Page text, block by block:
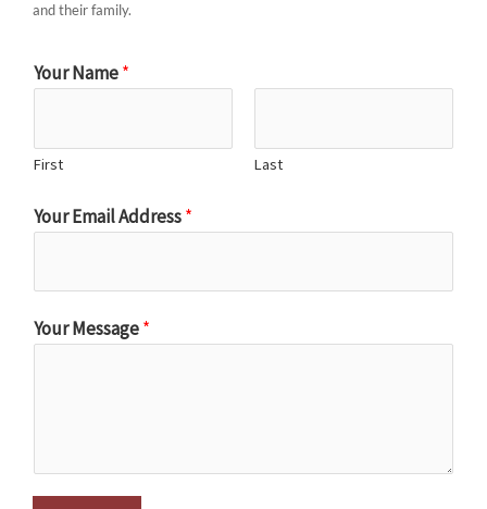
and their family.
Your Name*
First Last
Your Email Address*
Your Message*